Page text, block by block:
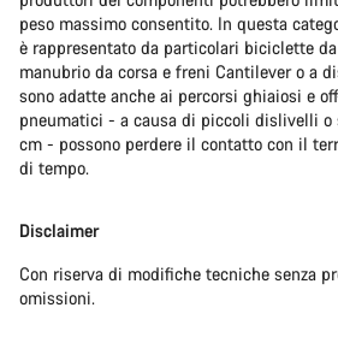
peso massimo consentito. In questa
è rappresentato da particolari biciclette
manubrio da corsa e freni Cantilever o a
sono adatte anche ai percorsi ghiaiosi e
pneumatici - a causa di piccoli dislivelli o
cm - possono perdere il contatto con il
di tempo.
Disclaimer
Con riserva di modifiche tecniche senza
omissioni.